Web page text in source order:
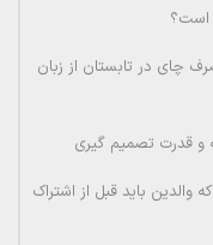
است؟
در تابستان از زبان
و قدرت تصمیم گیری
باید قبل از اشتراک